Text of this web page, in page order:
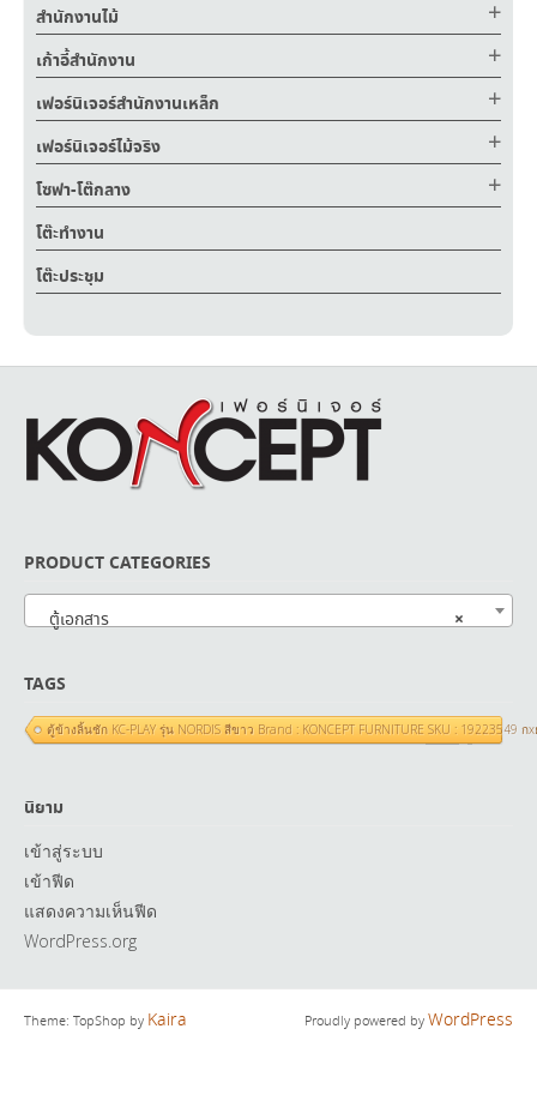
สำนักงานไม้
เก้าอี้สำนักงาน
เฟอร์นิเจอร์สำนักงานเหล็ก
เฟอร์นิเจอร์ไม้จริง
โซฟา-โต๊กลาง
โต๊ะทำงาน
โต๊ะประชุม
PRODUCT CATEGORIES
×
ตู้เอกสาร
TAGS
ตู้ข้างลิ้นชัก KC-PLAY รุ่น NORDIS สีขาว Brand : KONCEPT FURNITURE SKU : 19223549 ก
นิยาม
เข้าสู่ระบบ
เข้าฟีด
แสดงความเห็นฟีด
WordPress.org
Theme: TopShop by Kaira Proudly powered byWordPress